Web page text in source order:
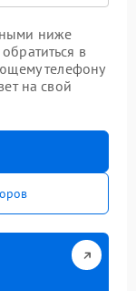
ниже
в
телефону
на свой